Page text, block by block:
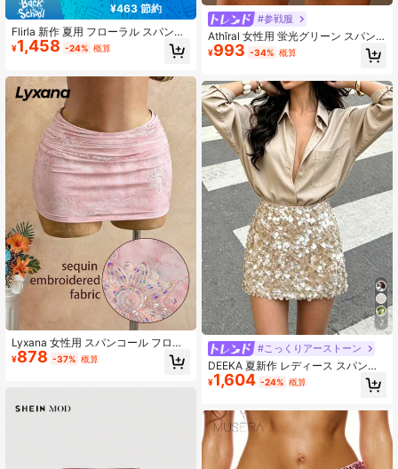
¥463 節約
Flirla 新作 夏用 フローラル スパンコ
ールデザイン タッセル装飾 パッチワ
ーク セクシー ミニマル セクシース
お出かけ ボヘミアン風 デート レデ
ィース 1枚 ブラック
¥1,458 -24% 概算
Lyxana 女性用 スパンコール フロー
ラル柄 プリーツ 多用途 デートナイ
ト/お出かけ ミニスカート
¥878 -37% 概算
#参戦服
Athîral 女性用 蛍光グリーン スパン
コール グラマラス ファッション ミ
ニスカート
¥993 -34% 概算
7
#こっくりアーストーン
DEEKA 夏新作 レディース スパンコ
ール装飾 パンクスタイル ミニスカー
ト バケーション、フェスティバルス
¥1,604 -24% 概算